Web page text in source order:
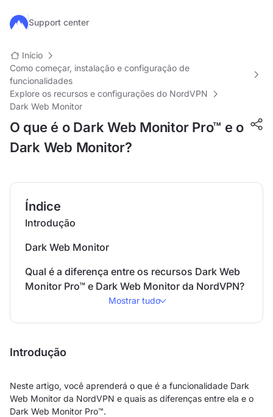
Ir para o conteúdo principal
Support center
Início
Como começar, instalação e configuração de
funcionalidades
Explore os recursos e configurações do NordVPN
Dark Web Monitor
O que é o Dark Web Monitor Pro™ e o
Dark Web Monitor?
Índice
Introdução
Dark Web Monitor
Qual é a diferença entre os recursos Dark Web
Monitor Pro™ e Dark Web Monitor da NordVPN?
Mostrar tudo
Introdução
Neste artigo, você aprenderá o que é a funcionalidade Dark
Web Monitor da NordVPN e quais as diferenças entre ela e o
Dark Web Monitor Pro™.